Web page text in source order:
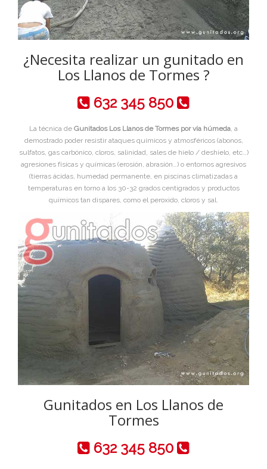
¿Necesita realizar un gunitado en
Los Llanos de Tormes ?
632 345 850
La técnica de Gunitados Los Llanos de Tormes por vía húmeda, a
demostrado poder resistir ataques químicos y atmosféricos (abonos,
sulfatos, gas carbónico, cloros, salinidad, sales de hielo / deshielo, etc…)
agresiones físicas y químicas (erosión, abrasión…) o entornos agresivos
(tierras ácidas, humedad permanente, en piscinas climatizadas a
temperaturas en torno a los 30-32 grados centigrados y productos
químicos tan dispares, como el peroxido, cloros y sal.
Gunitados en Los Llanos de
Tormes
632 345 850